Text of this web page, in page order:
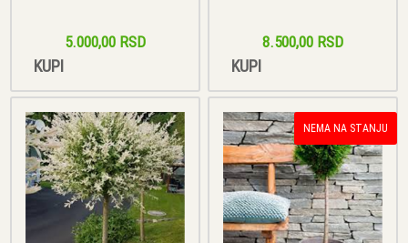
5.000,00 RSD
KUPI
8.500,00 RSD
KUPI
NEMA NA STANJU